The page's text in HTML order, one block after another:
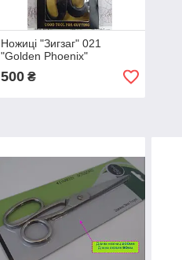
Ножиці "Зигзаг" 021
"Golden Phoenix"
500₴